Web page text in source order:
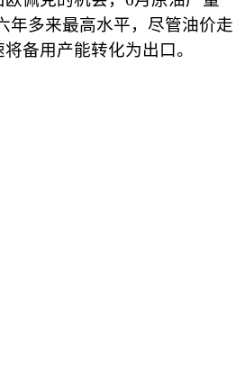
年多来最高水平，尽管油价走
备用产能转化为出口。